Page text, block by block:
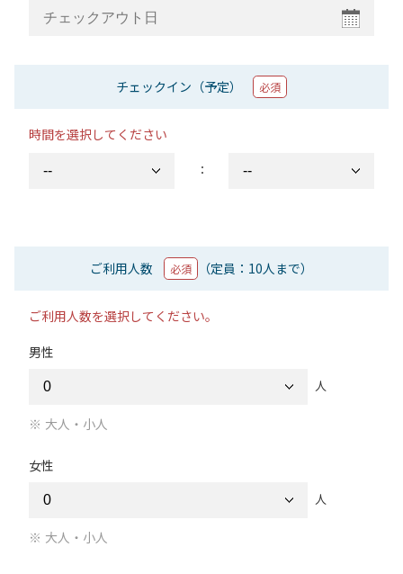
チェックイン（予定） 必須
時間を選択してください
：
ご利用人数 必須 （定員：10人まで）
ご利用人数を選択してください。
男性
人
大人・小人
女性
人
大人・小人